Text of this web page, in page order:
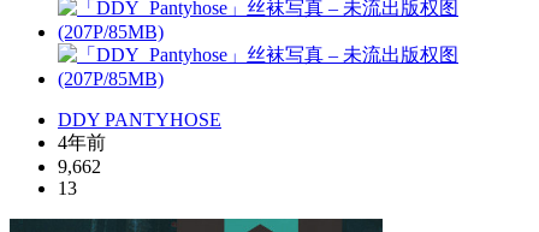
DDY PANTYHOSE
4年前
9,662
13